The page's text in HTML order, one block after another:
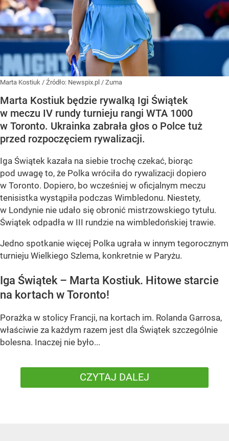
Marta Kostiuk / Źródło: Newspix.pl / Zuma
Marta Kostiuk będzie rywalką Igi Świątek
w meczu IV rundy turnieju rangi WTA 1000
w Toronto. Ukrainka zabrała głos o Polce tuż
przed rozpoczęciem rywalizacji.
Iga Świątek kazała na siebie trochę czekać, biorąc
pod uwagę to, że Polka wróciła do rywalizacji dopiero
w Toronto. Dopiero, bo wcześniej w oficjalnym meczu
tenisistka wystąpiła podczas Wimbledonu. Niestety,
w Londynie nie udało się obronić mistrzowskiego tytułu.
Świątek odpadła w III rundzie na wimbledońskiej trawie.
Jedno spotkanie więcej Polka ugrała w innym tegorocznym
turnieju Wielkiego Szlema, konkretnie w Paryżu.
Iga Świątek – Marta Kostiuk. Hitowe starcie
na kortach w Toronto!
Porażka w stolicy Francji, na kortach im. Rolanda Garrosa,
właściwie za każdym razem jest dla Świątek szczególnie
bolesna. Inaczej nie było...
CZYTAJ DALEJ